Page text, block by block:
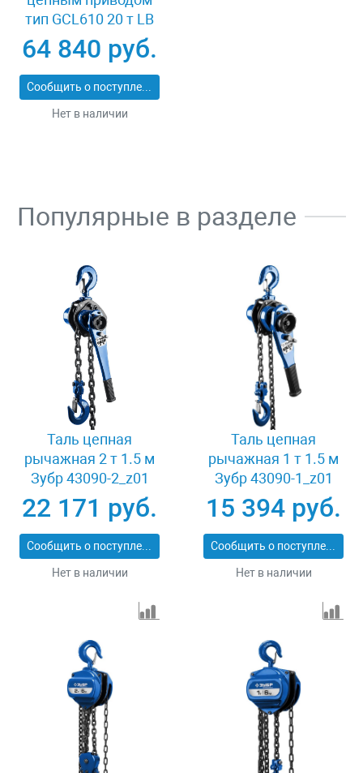
тип GCL610 20 т LB
XK41980
64 840 руб.
Сообщить о поступлении
Нет в наличии
Популярные в разделе
Таль цепная
рычажная 2 т 1.5 м
Зубр 43090-2_z01
22 171 руб.
Сообщить о поступлении
Нет в наличии
Таль цепная
рычажная 1 т 1.5 м
Зубр 43090-1_z01
15 394 руб.
Сообщить о поступлении
Нет в наличии